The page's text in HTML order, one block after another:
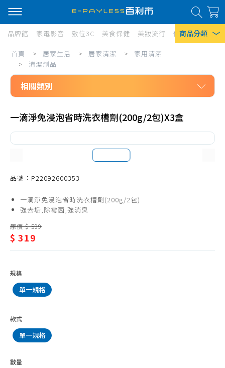
商品分類
熱門搜尋
風扇
口罩
除濕機
衛生紙
品牌館 家電影音 數位3C 美食保健 美妝流行 傢俱寢具 居
居
生
活/
居
家
家
用
潔/
清
潔
首頁 > 居家生活 > 居家清潔 >
家用清潔
>
清潔劑品
相關類別
居家清潔
拖把、週邊配件
清潔工具
抹布、菜瓜布
垃圾袋
清潔劑品
環境抗菌、防護用品
除蟲、殺蟑、鼠疫
除濕、防霉劑品
除臭、芳香
一滴淨免浸泡省時洗衣槽劑(200g/2包)X3盒
品號：P22092600353
一滴淨免浸泡省時洗衣槽劑(200g/2包)
強去垢,除霉菌,強消臭
原價 $ 599
$ 319
規格
單一規格
款式
單一規格
數量